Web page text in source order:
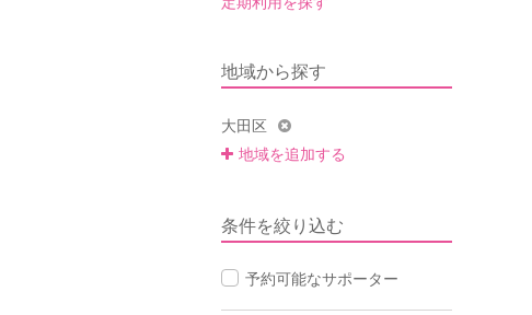
地域から探す
大田区
地域を追加する
条件を絞り込む
予約可能なサポーター